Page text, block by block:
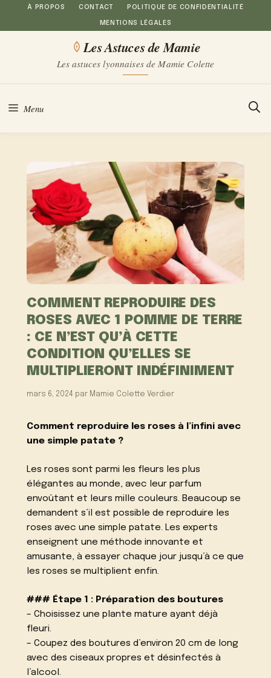
Aller
au
À PROPOS CONTACT POLITIQUE DE CONFIDENTIALITÉ
MENTIONS LÉGALES
Les Astuces de Mamie
Les astuces lyonnaises de Mamie Colette
Menu
COMMENT REPRODUIRE DES
ROSES AVEC 1 POMME DE TERRE
: CE N’EST QU’À CETTE
CONDITION QU’ELLES SE
MULTIPLIERONT INDÉFINIMENT
mars 6, 2024 par Mamie Colette Verdier
Comment reproduire les roses à l’infini avec
une simple patate ?
Les roses sont parmi les fleurs les plus
élégantes au monde, avec leur parfum
envoûtant et leurs mille couleurs. Beaucoup se
demandent s’il est possible de reproduire les
roses avec une simple patate. Les experts
enseignent une méthode innovante et
amusante, à essayer chaque jour jusqu’à ce que
les roses se multiplient enfin.
### Étape 1 : Préparation des boutures
– Choisissez une plante mature ayant déjà
fleuri.
– Coupez des boutures d’environ 20 cm de long
avec des ciseaux propres et désinfectés à
l’alcool.